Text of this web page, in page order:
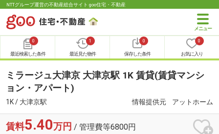
NTTグループ運営の不動産総合サイト goo住宅・不動産
0
最近検索した条件
1
最近見た物件
0
保存した条件
0
お気に入り
ミラージュ大津京 大津京駅 1K 賃貸(賃貸マンシ
ョン・アパート)
1K / 大津京駅 情報提供元 アットホーム
賃料5.40万円 / 管理費等6800円